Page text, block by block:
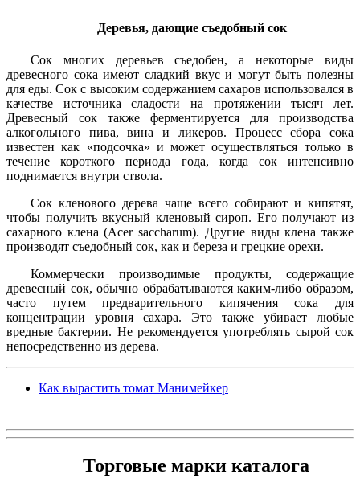
Деревья, дающие съедобный сок
Сок многих деревьев съедобен, а некоторые виды
древесного сока имеют сладкий вкус и могут быть полезны
для еды. Сок с высоким содержанием сахаров использовался в
качестве источника сладости на протяжении тысяч лет.
Древесный сок также ферментируется для производства
алкогольного пива, вина и ликеров. Процесс сбора сока
известен как «подсочка» и может осуществляться только в
течение короткого периода года, когда сок интенсивно
поднимается внутри ствола.
Сок кленового дерева чаще всего собирают и кипятят,
чтобы получить вкусный кленовый сироп. Его получают из
сахарного клена (Acer saccharum). Другие виды клена также
производят съедобный сок, как и береза и грецкие орехи.
Коммерчески производимые продукты, содержащие
древесный сок, обычно обрабатываются каким-либо образом,
часто путем предварительного кипячения сока для
концентрации уровня сахара. Это также убивает любые
вредные бактерии. Не рекомендуется употреблять сырой сок
непосредственно из дерева.
Как вырастить томат Манимейкер
Торговые марки каталога